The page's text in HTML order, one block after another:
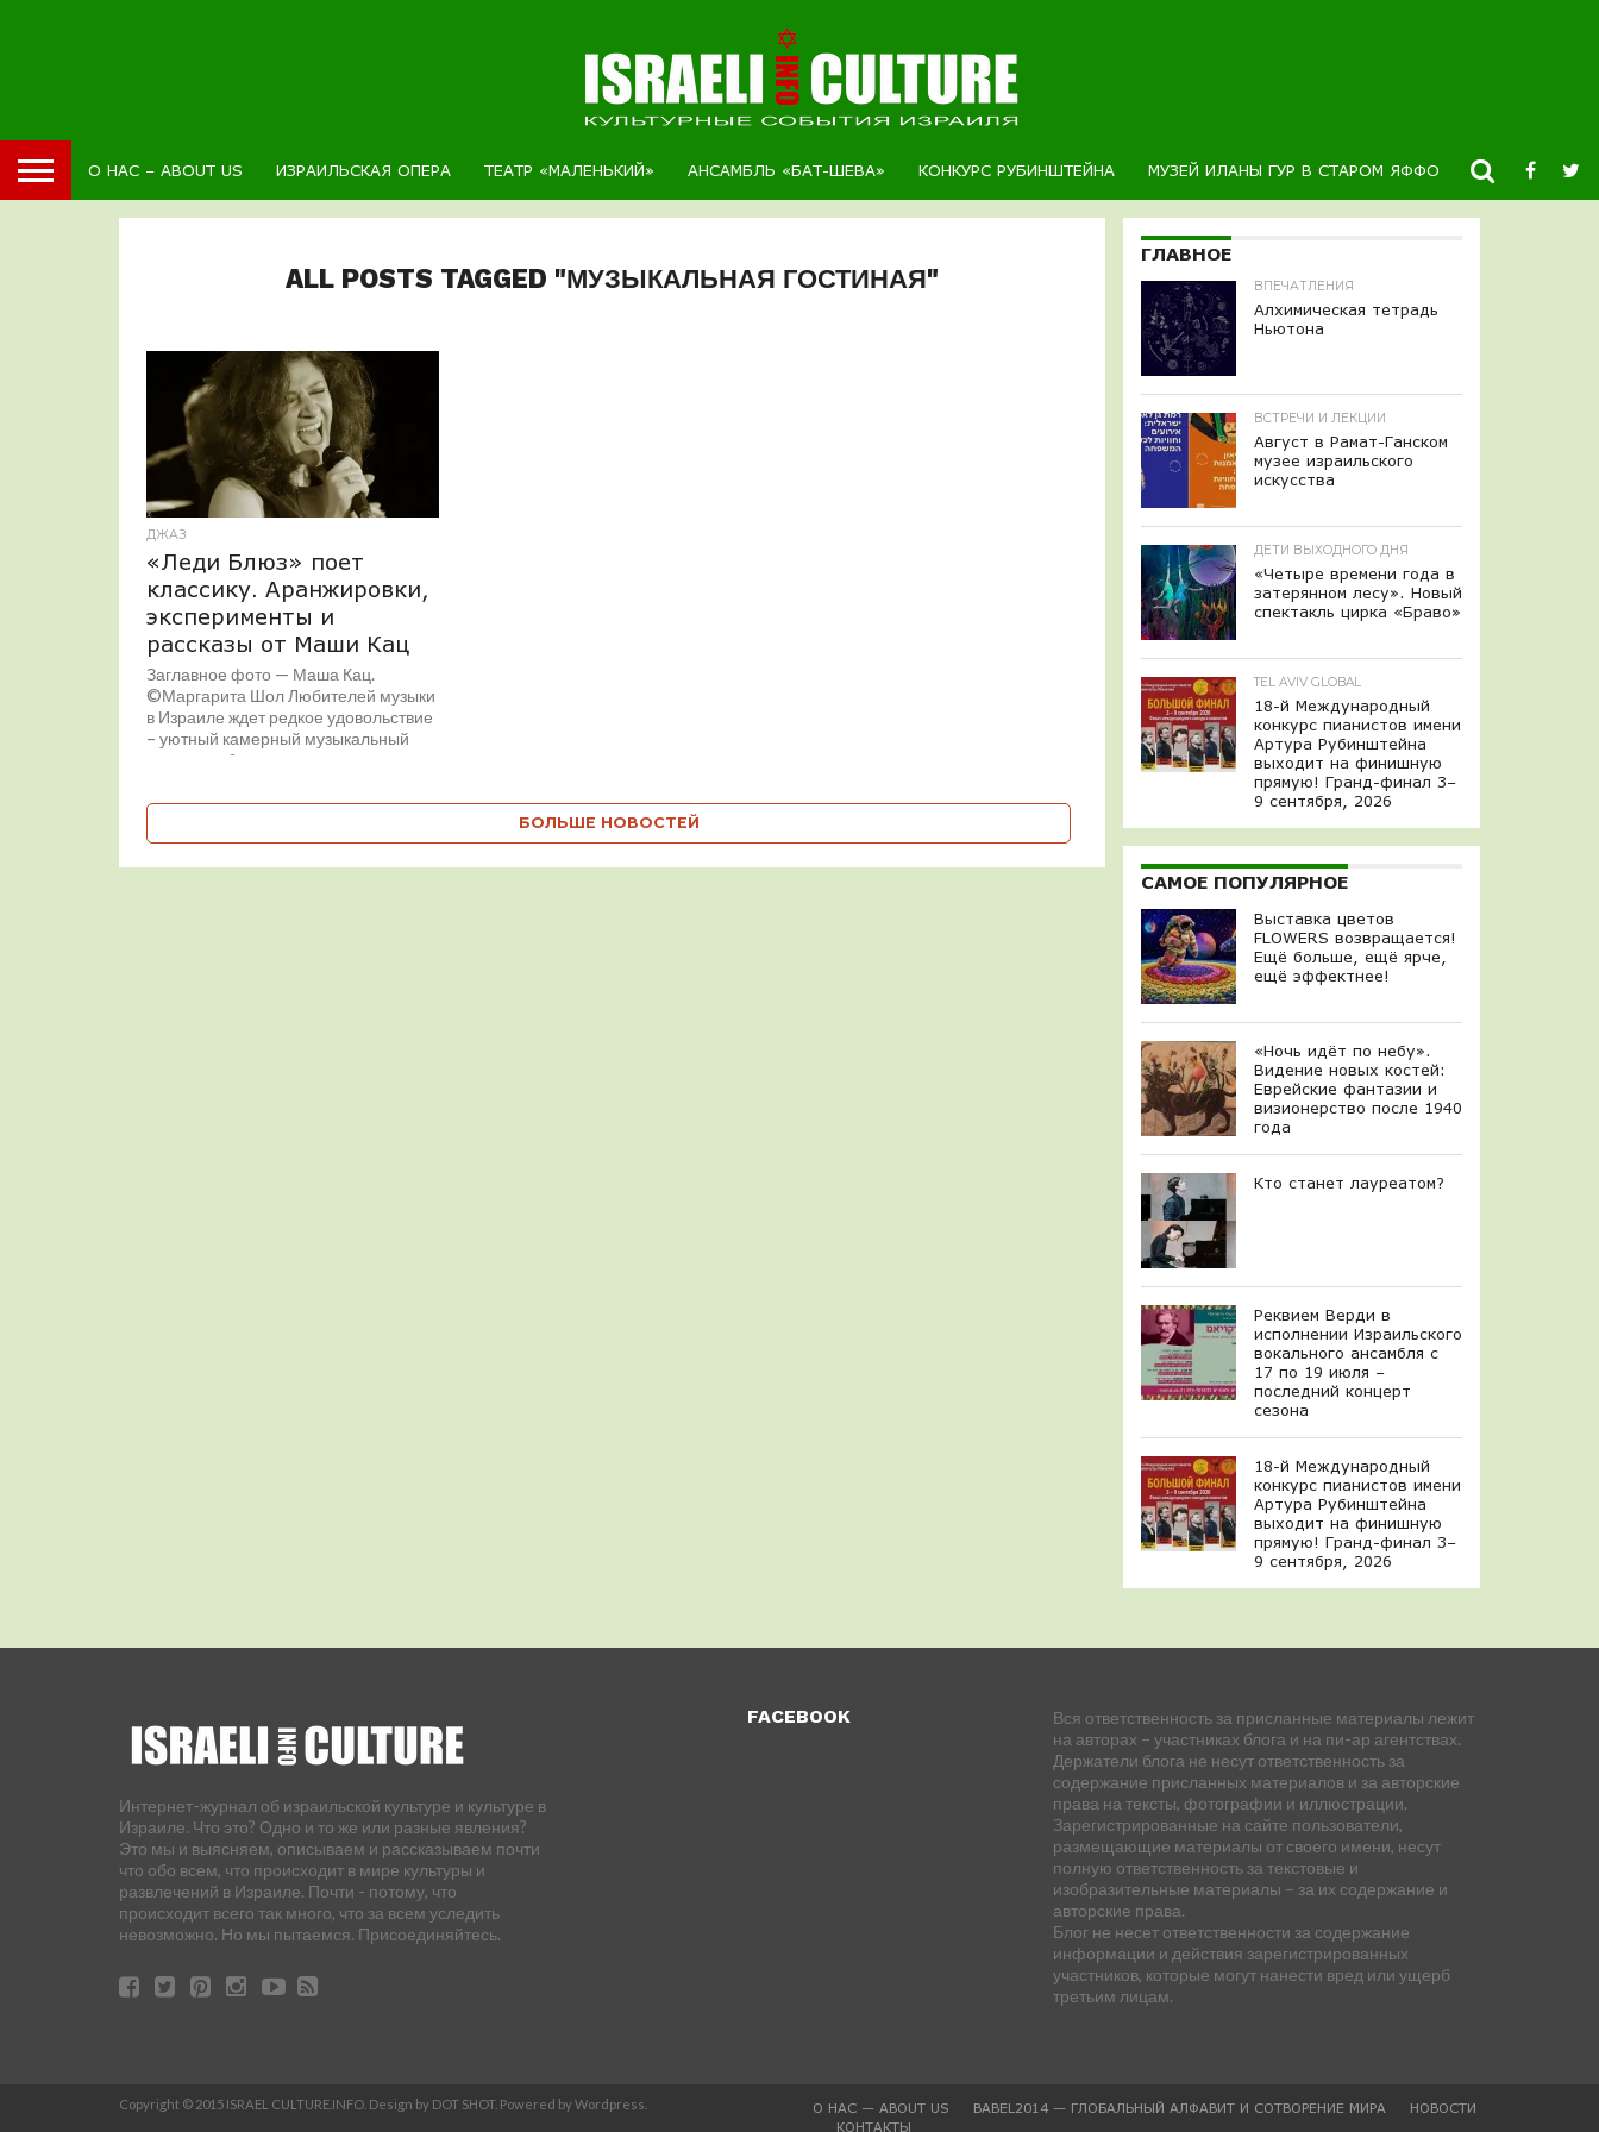
О НАС – ABOUT US ИЗРАИЛЬСКАЯ ОПЕРА ТЕАТР «МАЛЕНЬКИЙ» АНСАМБЛЬ «БАТ-ШЕВА» КОНКУРС РУБИНШТЕЙНА МУЗЕЙ ИЛАНЫ ГУР В СТАРОМ ЯФФО НОВОСТИ
ALL POSTS TAGGED "МУЗЫКАЛЬНАЯ ГОСТИНАЯ"
ДЖАЗ
«Леди Блюз» поет
классику. Аранжировки,
эксперименты и
рассказы от Маши Кац
Заглавное фото — Маша Кац.
©Маргарита Шол Любителей музыки
в Израиле ждет редкое удовольствие
– уютный камерный музыкальный
вечер, где будет звучать...
БОЛЬШЕ НОВОСТЕЙ
ГЛАВНОЕ
ВПЕЧАТЛЕНИЯ
Алхимическая тетрадь
Ньютона
ВСТРЕЧИ И ЛЕКЦИИ
Август в Рамат-Ганском
музее израильского
искусства
ДЕТИ ВЫХОДНОГО ДНЯ
«Четыре времени года в
затерянном лесу». Новый
спектакль цирка «Браво»
TEL AVIV GLOBAL
18-й Международный
конкурс пианистов имени
Артура Рубинштейна
выходит на финишную
прямую! Гранд-финал 3–
9 сентября, 2026
САМОЕ ПОПУЛЯРНОЕ
Выставка цветов
FLOWERS возвращается!
Ещё больше, ещё ярче,
ещё эффектнее!
«Ночь идёт по небу».
Видение новых костей:
Еврейские фантазии и
визионерство после 1940
года
Кто станет лауреатом?
Реквием Верди в
исполнении Израильского
вокального ансамбля с
17 по 19 июля –
последний концерт
сезона
18-й Международный
конкурс пианистов имени
Артура Рубинштейна
выходит на финишную
прямую! Гранд-финал 3–
9 сентября, 2026
Интернет-журнал об израильской культуре и культуре в
Израиле. Что это? Одно и то же или разные явления?
Это мы и выясняем, описываем и рассказываем почти
что обо всем, что происходит в мире культуры и
развлечений в Израиле. Почти - потому, что
происходит всего так много, что за всем уследить
невозможно. Но мы пытаемся. Присоединяйтесь.
FACEBOOK
Вся ответственность за присланные материалы лежит
на авторах – участниках блога и на пи-ар агентствах.
Держатели блога не несут ответственность за
содержание присланных материалов и за авторские
права на тексты, фотографии и иллюстрации.
Зарегистрированные на сайте пользователи,
размещающие материалы от своего имени, несут
полную ответственность за текстовые и
изобразительные материалы – за их содержание и
авторские права.
Блог не несет ответственности за содержание
информации и действия зарегистрированных
участников, которые могут нанести вред или ущерб
третьим лицам.
О НАС — ABOUT US BABEL2014 — ГЛОБАЛЬНЫЙ АЛФАВИТ И СОТВОРЕНИЕ МИРА
НОВОСТИ
КОНТАКТЫ
Copyright © 2015 ISRAEL CULTURE.INFO. Design by DOT SHOT. Powered by Wordpress.